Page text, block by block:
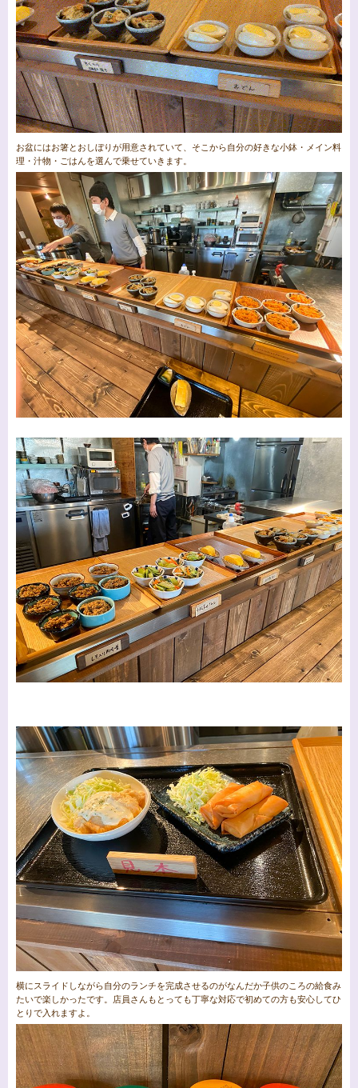
お盆にはお箸とおしぼりが用意されていて、そこから自分の好きな小鉢・メイン料
理・汁物・ごはんを選んで乗せていきます。
横にスライドしながら自分のランチを完成させるのがなんだか子供のころの給食み
たいで楽しかったです。店員さんもとっても丁寧な対応で初めての方も安心してひ
とりで入れますよ。